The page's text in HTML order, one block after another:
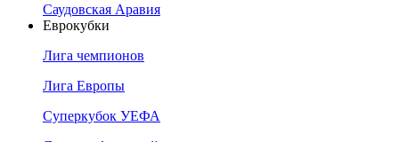
Саудовская Аравия
Еврокубки
Лига чемпионов
Лига Европы
Суперкубок УЕФА